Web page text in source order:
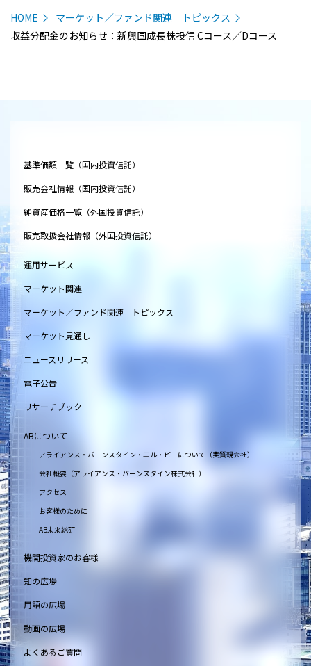
HOME
マーケット／ファンド関連 トピックス
収益分配金のお知らせ：新興国成長株投信 Cコース／Dコース
基準価額一覧（国内投資信託）
販売会社情報（国内投資信託）
純資産価格一覧（外国投資信託）
販売取扱会社情報（外国投資信託）
運用サービス
マーケット関連
マーケット／ファンド関連 トピックス
マーケット見通し
ニュースリリース
電子公告
リサーチブック
ABについて
アライアンス・バーンスタイン・エル・ピーについて（実質親会社）
会社概要（アライアンス・バーンスタイン株式会社）
アクセス
お客様のために
AB未来総研
機関投資家のお客様
知の広場
用語の広場
動画の広場
よくあるご質問